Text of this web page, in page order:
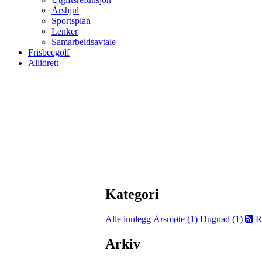
Årshjul
Sportsplan
Lenker
Samarbeidsavtale
Frisbeegolf
Allidrett
Kategori
Alle innlegg Årsmøte (1) Dugnad (1)
Arkiv